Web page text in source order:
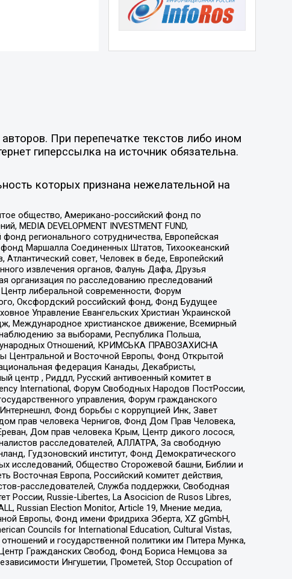
При перепечатке текстов либо ином
гиперссылка на источник обязательна.
которых признана нежелательной на
общество, Американо-российский фонд по
DEVELOPMENT INVESTMENT FUND,
регионального сотрудничества, Европейская
Маршалла Соединенных Штатов, Тихоокеанский
совет, Человек в беде, Европейский
извлечения органов, Фалунь Дафа, Друзья
организация по расследованию преследований
либеральной современности, Форум
Оксфордский российский фонд, Фонд Будущее
Управление Евангельских Христиан Украинской
Международное христианское движение, Всемирный
наблюдению за выборами, Республика Польша,
Отношений, КРИМСЬКА ПРАВОЗАХИСНА
Центральной и Восточной Европы, Фонд Открытой
федерация Канады, Декабристы,
центр , Риддл, Русский антивоенный комитет в
International, Форум Свободных Народов ПостРоссии,
управления, Форум гражданского
Фонд борьбы с коррупцией Инк, Завет
прав человека Чернигов, Фонд Дом Прав Человека,
Дом прав человека Крым, Центр дикого лосося,
расследователей, АЛЛАТРА, За свободную
Гудзоновский институт, Фонд Демократического
исследований, Общество Сторожевой башни, Библии и
Восточная Европа, Российский комитет действия,
расследователей, Служба поддержки, Свободная
России, Russie-Libertes, La Asocicion de Rusos Libres,
Russian Election Monitor, Article 19, Мнение медиа,
Европы, Фонд имени Фридриха Эберта, XZ gGmbH,
Councils for International Education, Cultural Vistas,
и государственной политики им Питера Мунка,
Гражданских Свобод, Фонд Бориса Немцова за
Ингушетии, Прометей, Stop Occupation of